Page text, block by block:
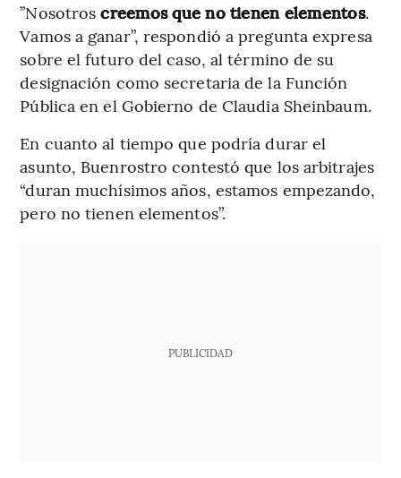
”Nosotroscreemos que no tienen elementos.
Vamos a ganar”, respondió a pregunta expresa
sobre el futuro del caso, al término de su
designación como secretaria de la Función
Pública en el Gobierno de Claudia Sheinbaum.
En cuanto al tiempo que podría durar el
asunto, Buenrostro contestó que los arbitrajes
“duran muchísimos años, estamos empezando,
pero no tienen elementos”.
PUBLICIDAD